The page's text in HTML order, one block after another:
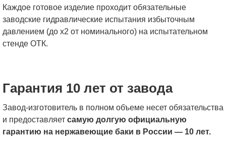
Каждое готовое изделие проходит обязательные
заводские гидравлические испытания избыточным
давлением (до x2 от номинального) на испытательном
стенде ОТК.
Гарантия 10 лет от завода
Завод-изготовитель в полном объеме несет обязательства
и предоставляет самую долгую официальную
гарантию на нержавеющие баки в России — 10 лет.